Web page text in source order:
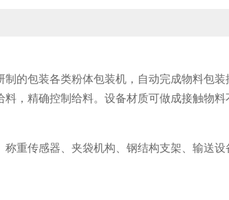
制的包装各类粉体包装机，自动完成物料包
，精确控制给料。设备材质可做成接触物料
称重传感器、夹袋机构、钢结构支架、输送设